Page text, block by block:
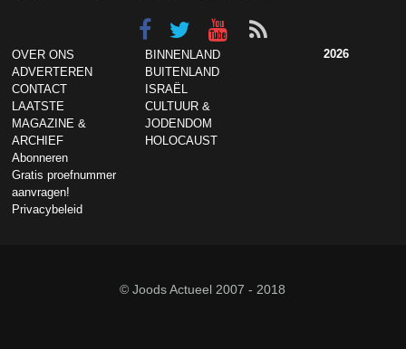
OVER ONS
ADVERTEREN
CONTACT
LAATSTE
MAGAZINE &
ARCHIEF
Abonneren
Gratis proefnummer
aanvragen!
Privacybeleid
BINNENLAND
BUITENLAND
ISRAËL
CULTUUR &
JODENDOM
HOLOCAUST
2026
© Joods Actueel 2007 - 2018